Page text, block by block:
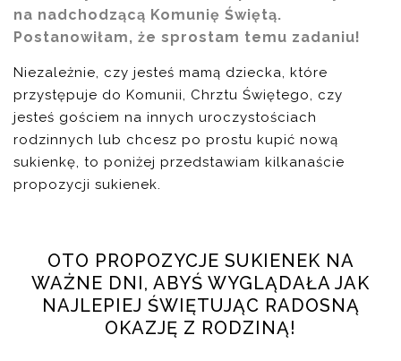
na nadchodzącą Komunię Świętą.
Postanowiłam, że sprostam temu zadaniu!
Niezależnie, czy jesteś mamą dziecka, które
przystępuje do Komunii, Chrztu Świętego, czy
jesteś gościem na innych uroczystościach
rodzinnych lub chcesz po prostu kupić nową
sukienkę, to poniżej przedstawiam kilkanaście
propozycji sukienek.
OTO PROPOZYCJE SUKIENEK NA
WAŻNE DNI, ABYŚ WYGLĄDAŁA JAK
NAJLEPIEJ ŚWIĘTUJĄC RADOSNĄ
OKAZJĘ Z RODZINĄ!